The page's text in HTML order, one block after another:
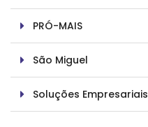
PRÓ-MAIS
São Miguel
Soluções Empresariais